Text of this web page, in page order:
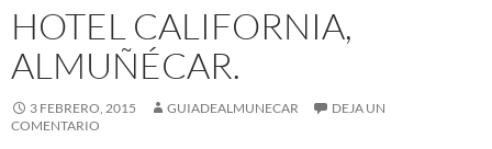
HOTEL CALIFORNIA,
ALMUÑÉCAR.
3 FEBRERO, 2015 GUIADEALMUNECAR
DEJA UN
COMENTARIO